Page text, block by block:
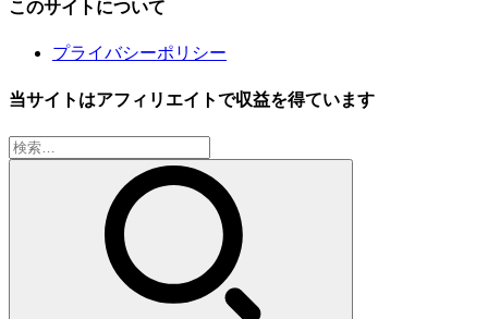
このサイトについて
プライバシーポリシー
当サイトはアフィリエイトで収益を得ています
検
索: